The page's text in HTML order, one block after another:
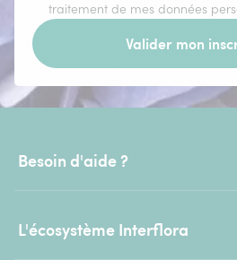
traitement de mes données
Valider mon
Besoin d'aide ?
L'écosystème Interflora